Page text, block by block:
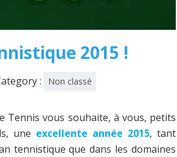
2015 !
: Non classé
Tennis vous souhaite, à vous, petits
une excellente année 2015, tant
tennistique que dans les domaines